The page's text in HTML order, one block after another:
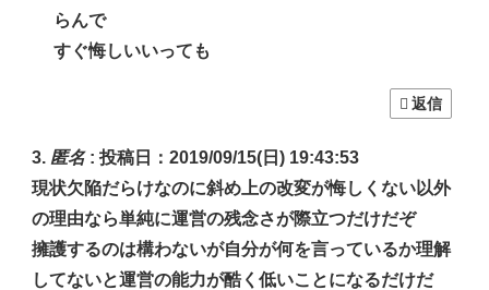
らんで
すぐ悔しいいっても
返信
匿名: 投稿日：2019/09/15(日) 19:43:53
現状欠陥だらけなのに斜め上の改変が悔しくない以外
の理由なら単純に運営の残念さが際立つだけだぞ
擁護するのは構わないが自分が何を言っているか理解
してないと運営の能力が酷く低いことになるだけだ